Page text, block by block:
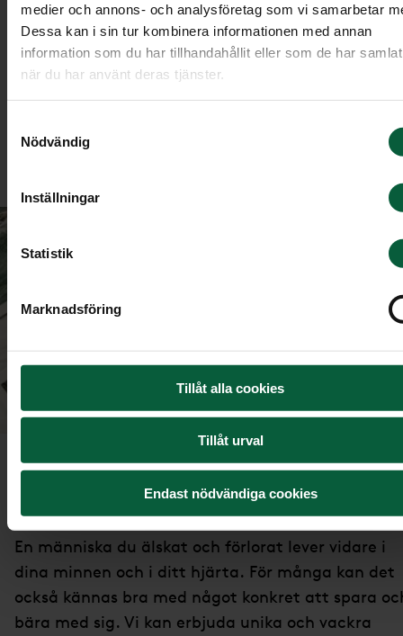
medier och annons- och analysföretag som vi samarbetar
Dessa kan i sin tur kombinera informationen med annan
information som du har tillhandahållit eller som de har
när du har använt deras tjänster.
Nödvändig
Inställningar
Statistik
Marknadsföring
Tillåt alla cookies
Tillåt urval
Endast nödvändiga cookies
Begravning för ettbarn
Att begrava sitt barn är något av det mest
förändras på ett overkligt sätt finns vi här och
Ett minne förlivet
En människa du älskat och förlorat lever vidare i
dina minnen och i ditt hjärta. För många kan det
också kännas bra med något konkret att spara
bära med sig. Vi kan erbjuda unika och vackra